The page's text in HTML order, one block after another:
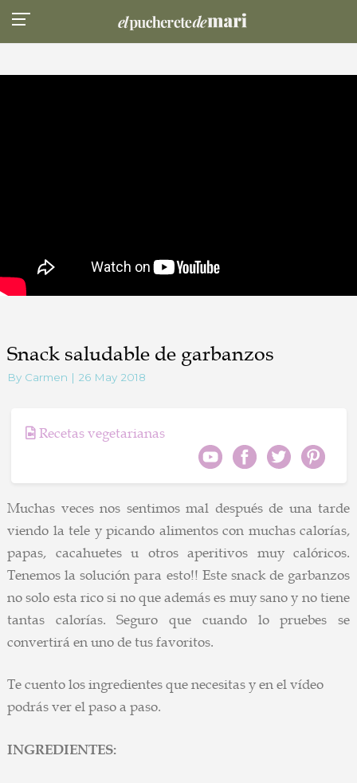
Snack saludable de garbanzos
By Carmen | 26 May 2018
Recetas vegetarianas
Muchas veces nos sentimos mal después de una tarde
viendo la tele y picando alimentos con muchas calorías,
papas, cacahuetes u otros aperitivos muy calóricos.
Tenemos la solución para esto!! Este snack de garbanzos
no solo esta rico si no que además es muy sano y no tiene
tantas calorías. Seguro que cuando lo pruebes se
convertirá en uno de tus favoritos.
Te cuento los ingredientes que necesitas y en el vídeo
podrás ver el paso a paso.
INGREDIENTES: